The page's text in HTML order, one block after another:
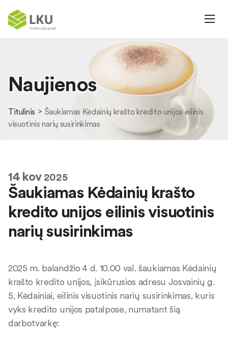
Naujienos
Titulinis
Šaukiamas Kėdainių krašto kredito unijos eilinis
visuotinis narių susirinkimas
14kov2025
Šaukiamas Kėdainių krašto
kredito unijos eilinis visuotinis
narių susirinkimas
2025 m. balandžio 4 d. 10.00 val. šaukiamas Kėdainių
krašto kredito unijos, įsikūrusios adresu Josvainių g.
5, Kėdainiai, eilinis visuotinis narių susirinkimas, kuris
vyks kredito unijos patalpose, numatant šią
darbotvarkę: